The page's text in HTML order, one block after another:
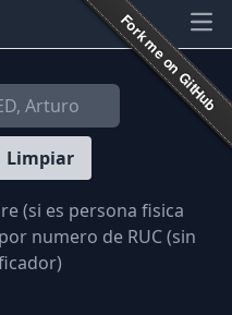
Limpiar
(si es persona fisica
numero de RUC (sin